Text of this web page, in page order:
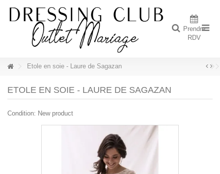
Prendre
RDV
Etole en soie - Laure de Sagazan
ETOLE EN SOIE - LAURE DE SAGAZAN
Condition: New product